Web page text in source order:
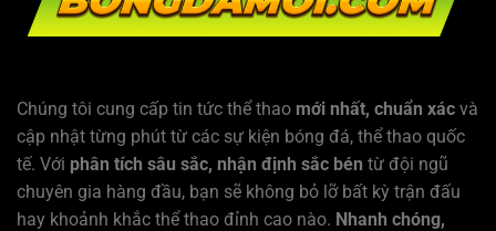
Chúng tôi cung cấp tin tức thể thao mới nhất, chuẩn xác và
cập nhật từng phút từ các sự kiện bóng đá, thể thao quốc
tế. Với phân tích sâu sắc, nhận định sắc bén từ đội ngũ
chuyên gia hàng đầu, bạn sẽ không bỏ lỡ bất kỳ trận đấu
hay khoảnh khắc thể thao đỉnh cao nào. Nhanh chóng,